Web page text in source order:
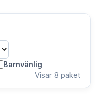
Barnvänlig
Visar 8 paket